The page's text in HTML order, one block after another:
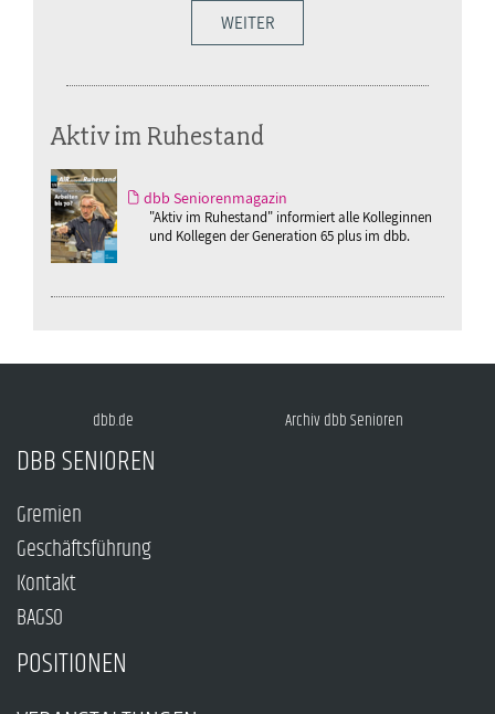
WEITER
Aktiv im Ruhestand
dbb Seniorenmagazin
"Aktiv im Ruhestand" informiert alle Kolleginnen
und Kollegen der Generation 65 plus im dbb.
dbb.de Archiv dbb Senioren
DBB SENIOREN
Gremien
Geschäftsführung
Kontakt
BAGSO
POSITIONEN